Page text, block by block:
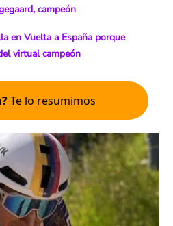
campeón
en Vuelta a España porque
virtual campeón
Te lo resumimos